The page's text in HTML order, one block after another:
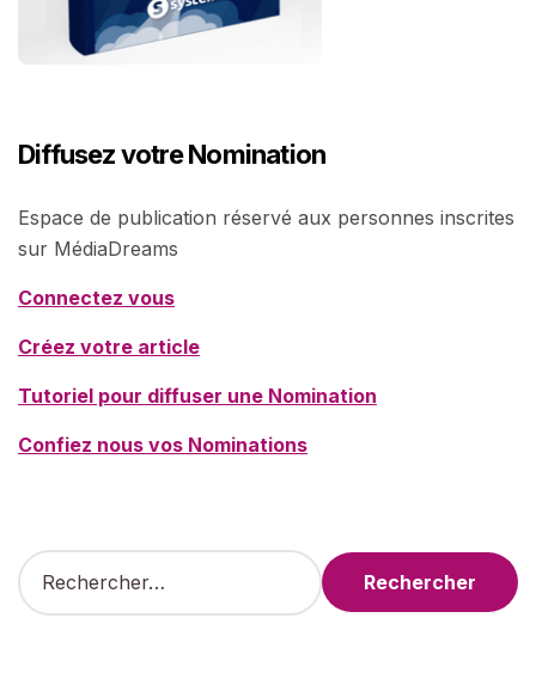
Diffusez votre Nomination
Espace de publication réservé aux personnes inscrites
sur MédiaDreams
Connectez vous
Créez votre article
Tutoriel pour diffuser une Nomination
Confiez nous vos Nominations
R
e